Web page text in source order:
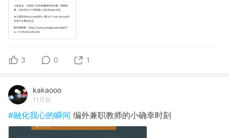
3 0 1
kakaooo
11月前
#融化我心的瞬间 编外兼职教师的小确幸时刻